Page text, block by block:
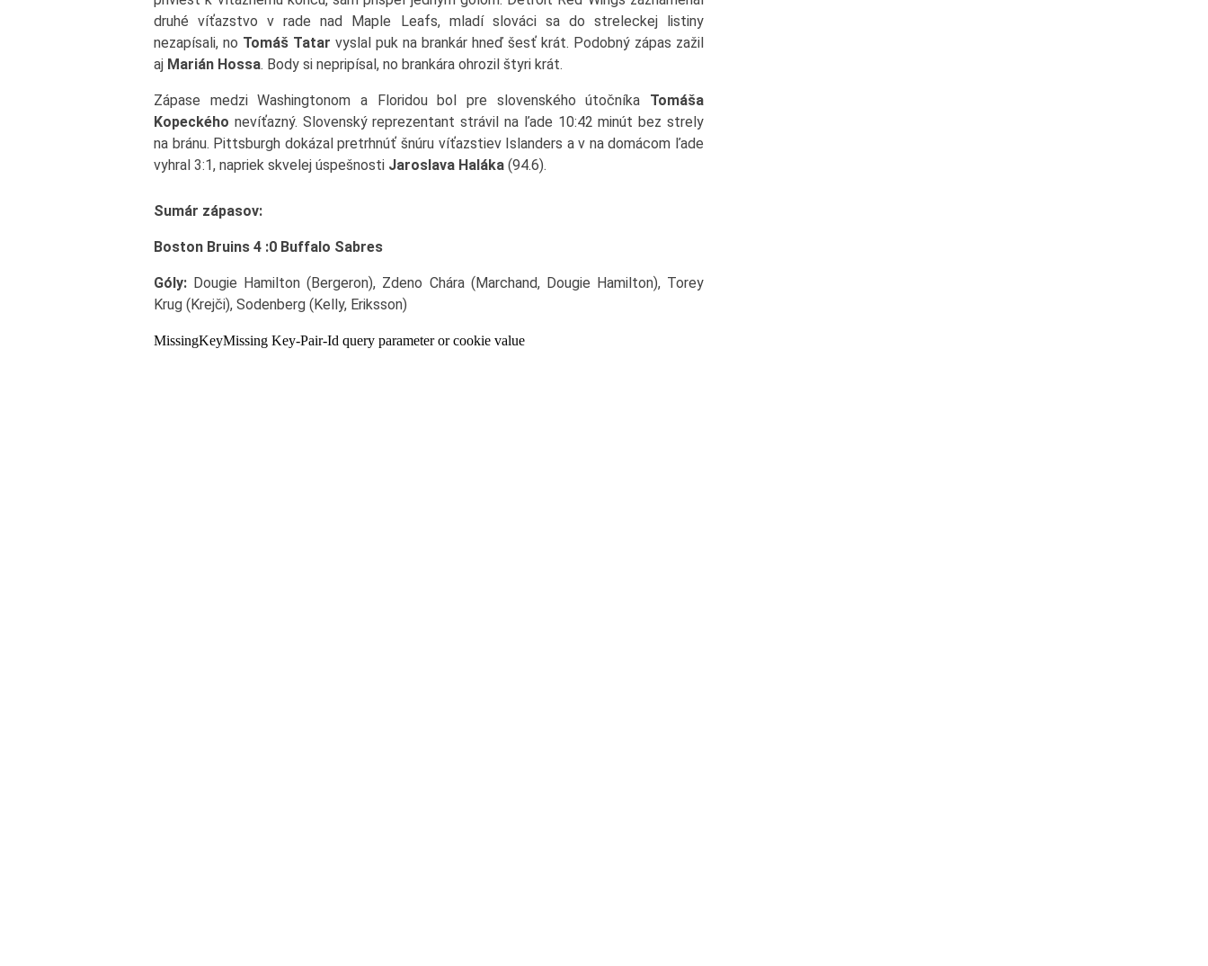
druhé víťazstvo v rade nad Maple Leafs, mladí slováci sa do streleckej listiny
nezapísali, no Tomáš Tatar vyslal puk na brankár hneď šesť krát. Podobný zápas zažil
aj Marián Hossa. Body si nepripísal, no brankára ohrozil štyri krát.
Zápase medzi Washingtonom a Floridou bol pre slovenského útočníka Tomáša
Kopeckého nevíťazný. Slovenský reprezentant strávil na ľade 10:42 minút bez strely
na bránu. Pittsburgh dokázal pretrhnúť šnúru víťazstiev Islanders a v na domácom ľade
vyhral 3:1, napriek skvelej úspešnosti Jaroslava Haláka (94.6).
Sumár zápasov:
Boston Bruins 4 :0 Buffalo Sabres
Góly: Dougie Hamilton (Bergeron), Zdeno Chára (Marchand, Dougie Hamilton), Torey
Krug (Krejči), Sodenberg (Kelly, Eriksson)